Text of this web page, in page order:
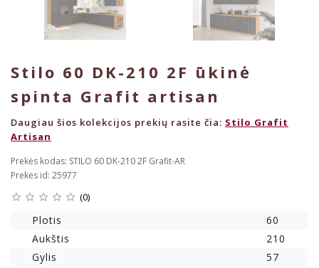
Stilo 60 DK-210 2F ūkinė
spinta Grafit artisan
Daugiau šios kolekcijos prekių rasite čia: Stilo Grafit
Artisan
Prekės kodas: STILO 60 DK-210 2F Grafit-AR
Prekės id: 25977
(0)
Plotis
60
Aukštis
210
Gylis
57